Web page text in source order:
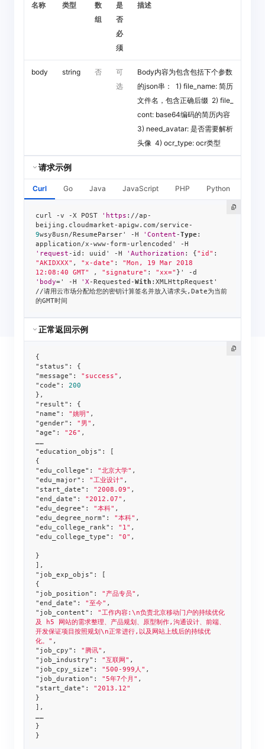
名称 类型
数
组
是
否
必
须
描述
body string 否
可
选
Body内容为包含包括下个参数
的json串： 1) file_name: 简历
文件名，包含正确后缀 2) file_
cont: base64编码的简历内容
3) need_avatar: 是否需要解析
头像 4) ocr_type: ocr类型
请求示例
Curl Go Java JavaScript PHP Python
curl -v -X POST 'https ://ap-
beijing.cloudmarket-apigw.com/service-
9wsy8usn/ResumeParser' -H 'Content -Type:
'request -id: uuid' -H 'Authorization : {"id"
"AKIDXXX" , "x-date" : "Mon, 19 Mar 2018
12:08:40 GMT"
, "signature" : "xx="
'body=' -H 'X-Requested-With :XMLHttpRequest'
//请用云市场分配给您的密钥计算签名并放入请求头,Date为当前
的GMT时间
正常返回示例
"status"
"message" : "success"
"code" : 200
"result"
"name" : "姚明"
"gender" : "男"
"age" : "26" ,
"education_objs" : [
"edu_college" : "北京大学"
"edu_major" : "工业设计"
"start_date" : "2008.09"
"end_date" : "2012.07"
"edu_degree" : "本科"
"edu_degree_norm" : "本科"
"edu_college_rank" : "1"
"edu_college_type" : "0" ,
}
"job_exp_objs" : [
"job_position" : "产品专员"
"end_date" : "至今"
"job_content" : "工作内容:\n负责北京移动门户的持续优化
及 h5 网站的需求整理、产品规划、原型制作,沟通设计、前端、
开发保证项目按照规划\n正常进行,以及网站上线后的持续优
化。"
"job_cpy" : "腾讯"
"job_industry" : "互联网"
"job_cpy_size" : "500-999人"
"job_duration" : "5年7个月"
"start_date" : "2013.12"
}
],
……
}
}